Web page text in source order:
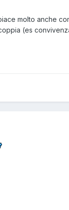
molto anche
(es